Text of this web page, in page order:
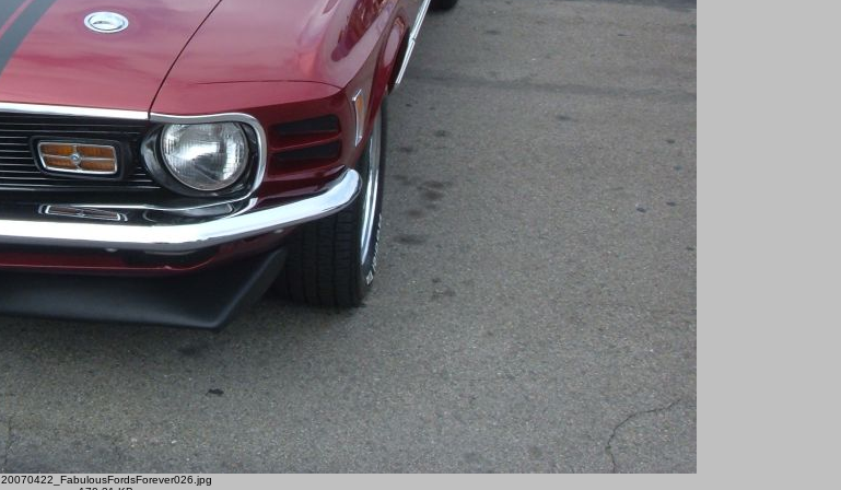
20070422_FabulousFordsForever026.jpg